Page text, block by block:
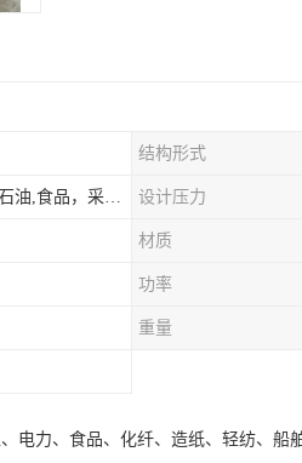
结构形式
钢厂,化工,换热器,煤矿,热交换,石油,食品，采暖.供热.空调。 设计压力
材质
功率
重量
电力、食品、化纤、造纸、轻纺、船